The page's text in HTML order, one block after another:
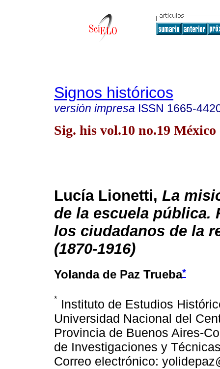
Signos históricos
versión impresa ISSN 1665-
Sig. his vol.10 no.19
Lucía Lionetti, La
de la escuela pública.
los ciudadanos de la
(1870-1916)
Yolanda de Paz Trueba*
* Instituto de Estudios
Universidad Nacional del
Provincia de Buenos Aires-
de Investigaciones y
Correo electrónico: